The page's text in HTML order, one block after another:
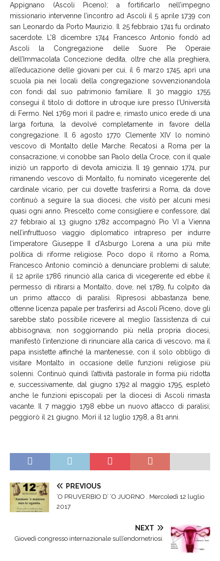
Appignano (Ascoli Piceno); a fortificarlo nell’impegno
missionario intervenne l’incontro ad Ascoli il 5 aprile 1739 con
san Leonardo da Porto Maurizio. Il 25 febbraio 1741 fu ordinato
sacerdote. L’8 dicembre 1744 Francesco Antonio fondò ad
Ascoli la Congregazione delle Suore Pie Operaie
dell’Immacolata Concezione dedita, oltre che alla preghiera,
all’educazione delle giovani per cui, il 6 marzo 1745, aprì una
scuola pia nei locali della congregazione sovvenzionandola
con fondi dal suo patrimonio familiare. Il 30 maggio 1755
conseguì il titolo di dottore in utroque iure presso l’Università
di Fermo. Nel 1769 morì il padre e, rimasto unico erede di una
larga fortuna, la devolvé completamente in favore della
congregazione. Il 6 agosto 1770 Clemente XIV lo nominò
vescovo di Montalto delle Marche. Recatosi a Roma per la
consacrazione, vi conobbe san Paolo della Croce, con il quale
iniziò un rapporto di devota amicizia. Il 19 gennaio 1774, pur
rimanendo vescovo di Montalto, fu nominato vicegerente del
cardinale vicario, per cui dovette trasferirsi a Roma, da dove
continuò a seguire la sua diocesi, che visitò per alcuni mesi
quasi ogni anno. Prescelto come consigliere e confessore, dal
27 febbraio al 13 giugno 1782 accompagnò Pio VI a Vienna
nell’infruttuoso viaggio diplomatico intrapreso per indurre
l’imperatore Giuseppe II d’Asburgo Lorena a una più mite
politica di riforme religiose. Poco dopo il ritorno a Roma,
Francesco Antonio cominciò a denunciare problemi di salute;
il 12 aprile 1786 rinunciò alla carica di vicegerente ed ebbe il
permesso di ritirarsi a Montalto, dove, nel 1789, fu colpito da
un primo attacco di paralisi. Ripresosi abbastanza bene,
ottenne licenza papale per trasferirsi ad Ascoli Piceno, dove gli
sarebbe stato possibile ricevere al meglio l’assistenza di cui
abbisognava; non soggiornando più nella propria diocesi,
manifestò l’intenzione di rinunciare alla carica di vescovo, ma il
papa insistette affinché la mantenesse, con il solo obbligo di
visitare Montalto in occasione delle funzioni religiose più
solenni. Continuò quindi l’attività pastorale in forma più ridotta
e, successivamente, dal giugno 1792 al maggio 1795, espletò
anche le funzioni episcopali per la diocesi di Ascoli rimasta
vacante. Il 7 maggio 1798 ebbe un nuovo attacco di paralisi;
peggiorò il 21 giugno. Morì il 12 luglio 1798, a 81 anni.
PREVIOUS
‘O PRUVERBIO D’ ‘O JUORNO . Mercoledì 12 luglio
2017
NEXT
Giovedì congresso internazionale sull’endometriosi.